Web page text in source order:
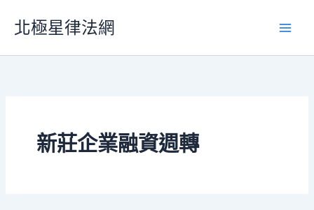
要
北極星律法網
新莊企業融資週轉